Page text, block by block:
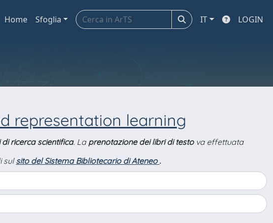
Home Sfoglia IT LOGIN
representation learning
ricerca scientifica. La prenotazione dei libri di testova effettuata
sulsito del Sistema Bibliotecario di Ateneo .